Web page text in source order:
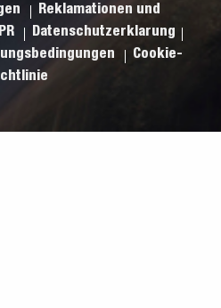
Reklamationen und
Datenschutzerklarung
Cookie-